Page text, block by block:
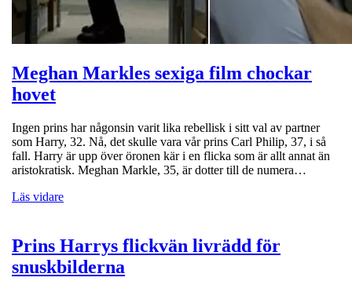
Meghan Markles sexiga film chockar
hovet
Ingen prins har någonsin varit lika rebellisk i sitt val av partner
som Harry, 32. Nå, det skulle vara vår prins Carl Philip, 37, i så
fall. Harry är upp över öronen kär i en flicka som är allt annat än
aristokratisk. Meghan Markle, 35, är dotter till de numera…
Läs vidare
Prins Harrys flickvän livrädd för
snuskbilderna